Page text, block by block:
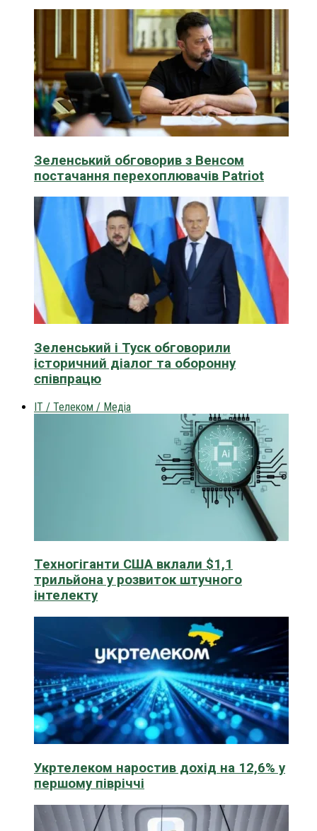
Зеленський обговорив з Венсом
постачання перехоплювачів Patriot
Зеленський і Туск обговорили
історичний діалог та оборонну
співпрацю
IT / Телеком / Медіа
Техногіганти США вклали $1,1
трильйона у розвиток штучного
інтелекту
Укртелеком наростив дохід на 12,6% у
першому півріччі